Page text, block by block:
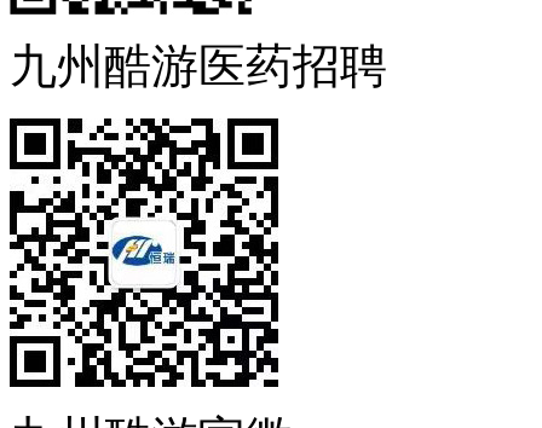
九州酷游医药招聘